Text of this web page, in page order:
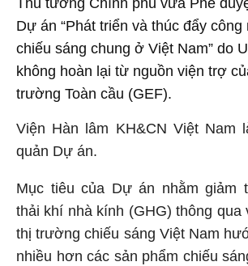
Thủ tướng Chính phủ vừa Phê
Dự án “Phát triển và thúc đẩy công
chiếu sáng chung ở Việt Nam” do
không hoàn lại từ nguồn viện trợ
trường Toàn cầu (GEF).
Viện Hàn lâm KH&CN Việt Nam
quản Dự án.
Mục tiêu của Dự án nhằm giảm
thải khí nhà kính (GHG) thông qua
thị trường chiếu sáng Việt Nam
nhiều hơn các sản phẩm chiếu